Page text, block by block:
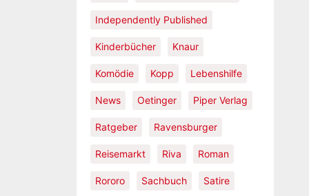
Independently Published
Kinderbücher Knaur
Komödie Kopp Lebenshilfe
News Oetinger Piper Verlag
Ratgeber Ravensburger
Reisemarkt Riva Roman
Rororo Sachbuch Satire